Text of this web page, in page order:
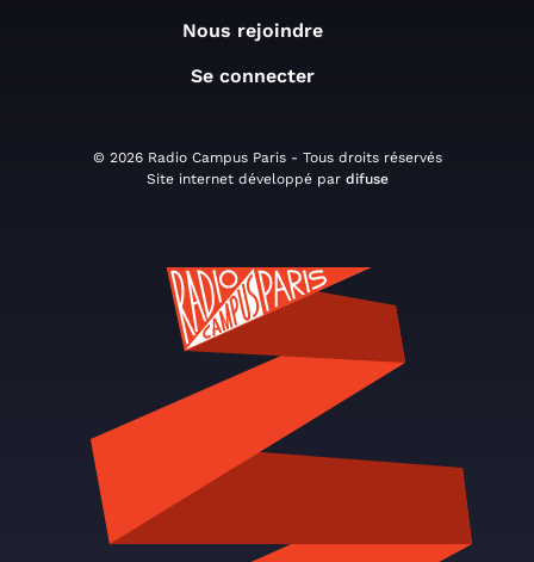
Nous rejoindre
Se connecter
© 2026 Radio Campus Paris - Tous droits réservés
Site internet développé par difuse